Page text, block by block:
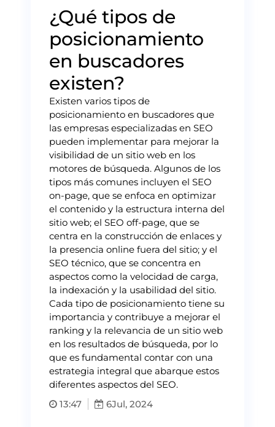
¿Qué tipos de
posicionamiento
en buscadores
existen?
Existen varios tipos de
posicionamiento en buscadores que
las empresas especializadas en SEO
pueden implementar para mejorar la
visibilidad de un sitio web en los
motores de búsqueda. Algunos de los
tipos más comunes incluyen el SEO
on-page, que se enfoca en optimizar
el contenido y la estructura interna del
sitio web; el SEO off-page, que se
centra en la construcción de enlaces y
la presencia online fuera del sitio; y el
SEO técnico, que se concentra en
aspectos como la velocidad de carga,
la indexación y la usabilidad del sitio.
Cada tipo de posicionamiento tiene su
importancia y contribuye a mejorar el
ranking y la relevancia de un sitio web
en los resultados de búsqueda, por lo
que es fundamental contar con una
estrategia integral que abarque estos
diferentes aspectos del SEO.
13:47
6Jul, 2024